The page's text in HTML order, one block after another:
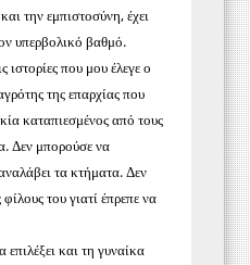
την εμπιστοσύνη, έχει
υπερβολικό βαθμό.
ιστορίες που μου έλεγε ο
της επαρχίας που
καταπιεσμένος από τους
Δεν μπορούσε να
τα κτήματα. Δεν
του γιατί έπρεπε να
και τη γυναίκα